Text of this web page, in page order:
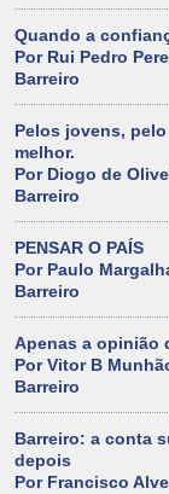
Quando a
Por Rui Pedro
Barreiro
Pelos jovens,
melhor.
Por Diogo de
Barreiro
PENSAR O PAÍS
Por Paulo
Barreiro
Apenas a opinião
Por Vitor B
Barreiro
Barreiro: a conta
depois
Por Francisco